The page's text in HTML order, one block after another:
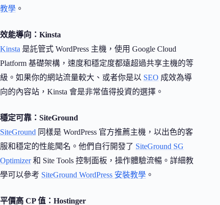
教學 。
效能導向：Kinsta
Kinsta 是託管式 WordPress 主機，使用 Google Cloud
Platform 基礎架構，速度和穩定度都遠超過共享主機的等
級。如果你的網站流量較大、或者你是以 SEO 成效為導
向的內容站，Kinsta 會是非常值得投資的選擇。
穩定可靠：SiteGround
SiteGround 同樣是 WordPress 官方推薦主機，以出色的客
服和穩定的性能聞名。他們自行開發了 SiteGround SG
Optimizer和 Site Tools 控制面板，操作體驗流暢。詳細教
學可以參考 SiteGround WordPress 安裝教學 。
平價高 CP 值：Hostinger